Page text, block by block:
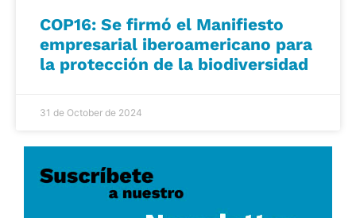
COP16: Se firmó el Manifiesto
empresarial iberoamericano para
la protección de la biodiversidad
31 de October de 2024